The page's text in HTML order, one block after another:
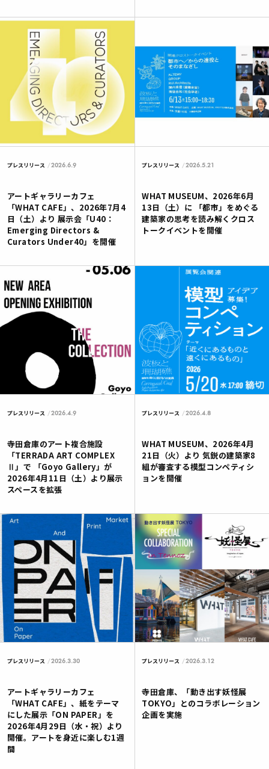
プレスリリース 2026.6.9
アートギャラリーカフェ
「WHAT CAFE」、2026年7月4
日（土）より 展示会「U40：
Emerging Directors &
Curators Under40」を開催
プレスリリース 2026.5.21
WHAT MUSEUM、2026年6月
13日（土）に 「都市」をめぐる
建築家の思考を読み解くクロス
トークイベントを開催
プレスリリース 2026.4.9
寺田倉庫のアート複合施設
「TERRADA ART COMPLEX
Ⅱ」で 「Goyo Gallery」が
2026年4月11日（土）より展示
スペースを拡張
プレスリリース 2026.4.8
WHAT MUSEUM、2026年4月
21日（火）より 気鋭の建築家8
組が審査する模型コンペティシ
ョンを開催
プレスリリース 2026.3.30
アートギャラリーカフェ
「WHAT CAFE」、紙をテーマ
にした展示「ON PAPER」を
2026年4月29日（水・祝）より
開催。アートを身近に楽しむ1週
間
プレスリリース 2026.3.12
寺田倉庫、「動き出す妖怪展
TOKYO」とのコラボレーション
企画を実施